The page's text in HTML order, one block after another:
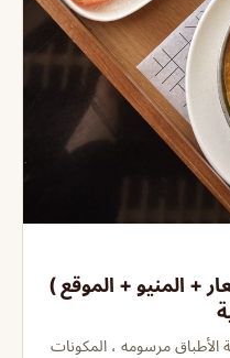
+ المنيو + الموقع )
الأطباق مرسومه ، المكونات